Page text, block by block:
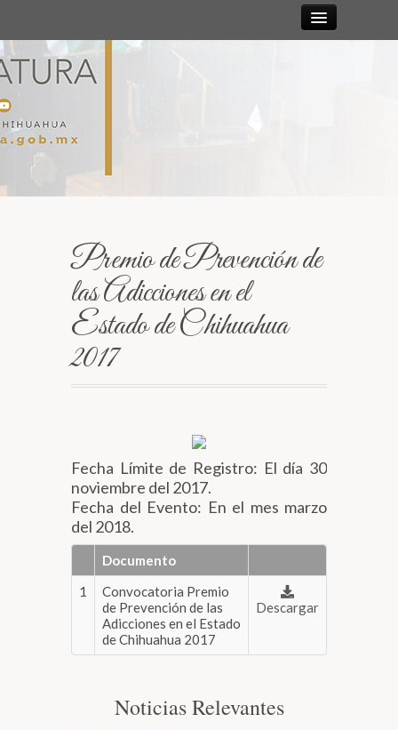
Mesa Directiva y Diputación Permanente
Junta de Coordinación Política
Secretarías
Premio de Prevención de
las Adicciones en el
Estado de Chihuahua
2017
Fecha Límite de Registro: El día 30
noviembre del 2017.
Fecha del Evento: En el mes marzo
del 2018.
Documento
1
Convocatoria Premio
de Prevención de las
Adicciones en el Estado
de Chihuahua 2017
Descargar
Noticias Relevantes